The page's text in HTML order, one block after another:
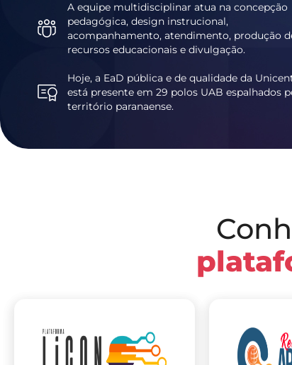
A equipe multidisciplinar atua na concepção
pedagógica, design instrucional,
acompanhamento, atendimento, produção
recursos educacionais e divulgação.
Hoje, a EaD pública e de qualidade da
está presente em 29 polos UAB espalhados
território paranaense.